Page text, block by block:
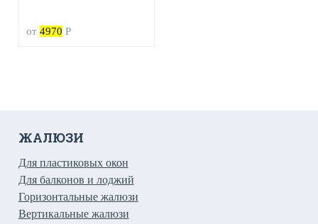
от 4970 Р
ЖАЛЮЗИ
Для пластиковых окон
Для балконов и лоджий
Горизонтальные жалюзи
Вертикальные жалюзи